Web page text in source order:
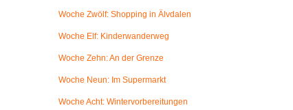
Woche Zwölf: Shopping in Älvdalen
Woche Elf: Kinderwanderweg
Woche Zehn: An der Grenze
Woche Neun: Im Supermarkt
Woche Acht: Wintervorbereitungen